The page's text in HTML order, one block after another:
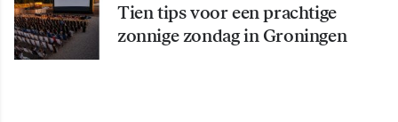
Tien tips voor een prachtige
zonnige zondag in Groningen